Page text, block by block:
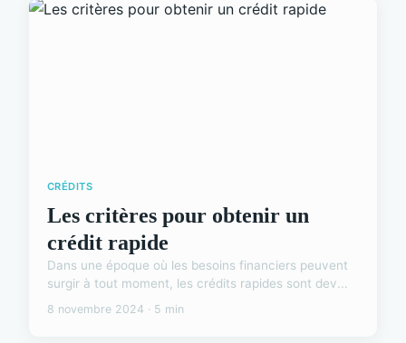
CRÉDITS
Les critères pour obtenir un
crédit rapide
Dans une époque où les besoins financiers peuvent
surgir à tout moment, les crédits rapides sont dev...
8 novembre 2024 · 5 min